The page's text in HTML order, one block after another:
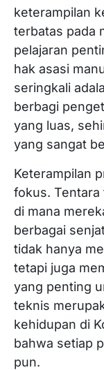
keterampilan
terbatas pada
pelajaran
hak asasi
seringkali
berbagi
yang luas,
yang sangat
Keterampilan
fokus. Tentara
di mana
berbagai
tidak hanya
tetapi juga
yang penting
teknis
kehidupan di
bahwa setiap
pun.